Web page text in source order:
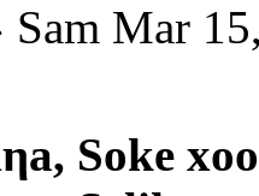
Sam Mar
Soke